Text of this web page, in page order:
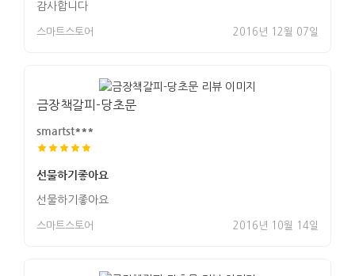
감사합니다
스마트스토어 2016년 12월 07일
금장책갈피-당초문
smartst***
선물하기좋아요
선물하기좋아요
스마트스토어 2016년 10월 14일